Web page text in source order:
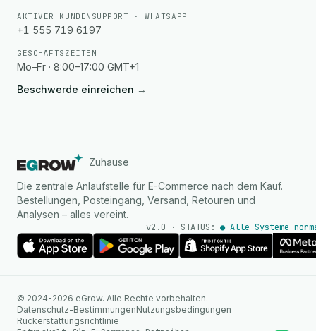
AKTIVER KUNDENSUPPORT · WHATSAPP
+1 555 719 6197
GESCHÄFTSZEITEN
Mo–Fr · 8:00–17:00 GMT+1
Beschwerde einreichen →
Zuhause
Die zentrale Anlaufstelle für E-Commerce nach dem Kauf.
Bestellungen, Posteingang, Versand, Retouren und
Analysen – alles vereint.
v2.0 · STATUS: ● Alle Systeme
© 2024-2026 eGrow. Alle Rechte vorbehalten.
Datenschutz-BestimmungenNutzungsbedingungen
Rückerstattungsrichtlinie
Sofortige Antworten auf
WhatsApp